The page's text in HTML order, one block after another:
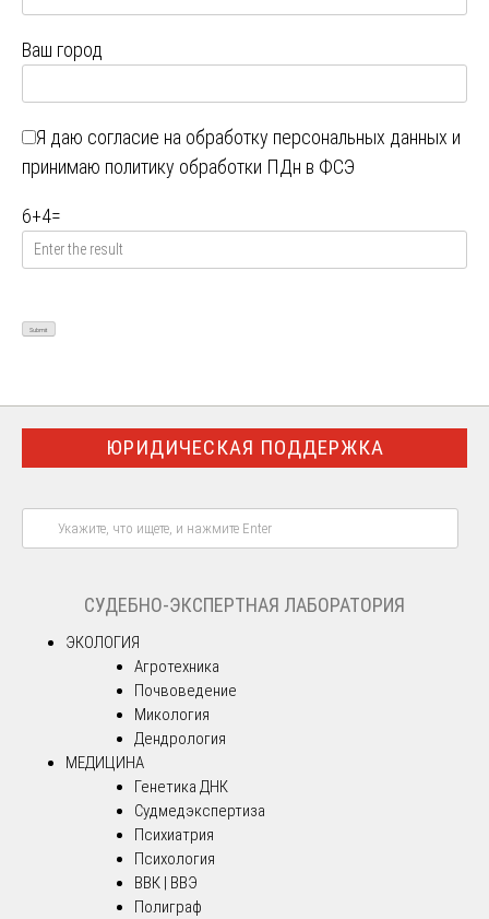
Ваш город
Я даю согласие на обработку персональных данных и
принимаю политику обработки ПДн в ФСЭ
6+4=
ЮРИДИЧЕСКАЯ ПОДДЕРЖКА
СУДЕБНО-ЭКСПЕРТНАЯ ЛАБОРАТОРИЯ
ЭКОЛОГИЯ
Агротехника
Почвоведение
Микология
Дендрология
МЕДИЦИНА
Генетика ДНК
Судмедэкспертиза
Психиатрия
Психология
ВВК | ВВЭ
Полиграф